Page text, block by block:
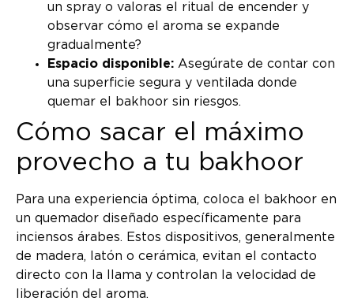
un spray o valoras el ritual de encender y
observar cómo el aroma se expande
gradualmente?
Espacio disponible: Asegúrate de contar con
una superficie segura y ventilada donde
quemar el bakhoor sin riesgos.
Cómo sacar el máximo
provecho a tu bakhoor
Para una experiencia óptima, coloca el bakhoor en
un quemador diseñado específicamente para
inciensos árabes. Estos dispositivos, generalmente
de madera, latón o cerámica, evitan el contacto
directo con la llama y controlan la velocidad de
liberación del aroma.